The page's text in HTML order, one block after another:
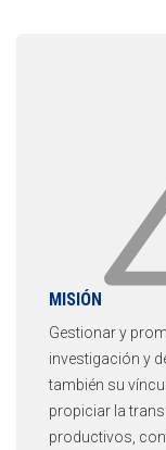
MISIÓN
Gestionar y
investigación y
también su
propiciar la
productivos,